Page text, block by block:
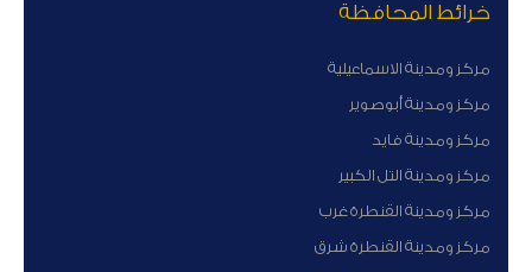
خرائط المحافظة
مركز ومدينة الاسماعيلية
مركز ومدينة أبوصوير
مركز ومدينة فايد
مركز ومدينة التل الكبير
مركز ومدينة القنطرة غرب
مركز ومدينة القنطرة شرق